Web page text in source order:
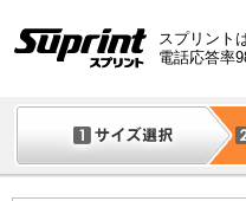
スプリント
電話応答率